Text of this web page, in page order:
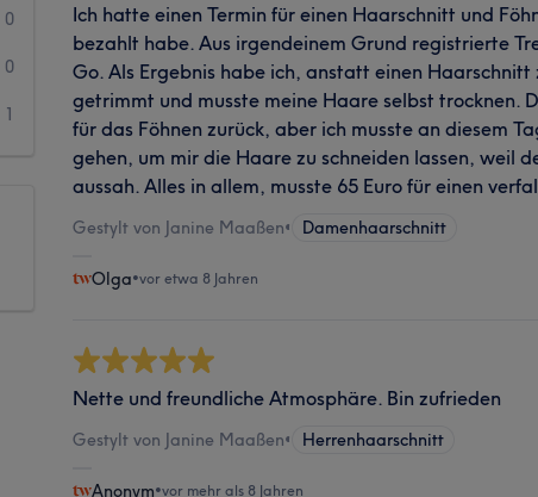
0
0
1
Ich hatte einen Termin für einen Haarschnitt und
bezahlt habe. Aus irgendeinem Grund registrierte
Go. Als Ergebnis habe ich, anstatt einen Haarschnitt
getrimmt und musste meine Haare selbst trocknen.
für das Föhnen zurück, aber ich musste an diesem
gehen, um mir die Haare zu schneiden lassen, weil
aussah. Alles in allem, musste 65 Euro für einen
Gestylt von Janine Maaßen• Damenhaarschnitt
Olga•vor etwa 8 Jahren
Nette und freundliche Atmosphäre. Bin zufrieden
Gestylt von Janine Maaßen• Herrenhaarschnitt
Anonym•vor mehr als 8 Jahren